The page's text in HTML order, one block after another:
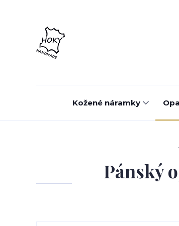
Kožené náramky
Pánský